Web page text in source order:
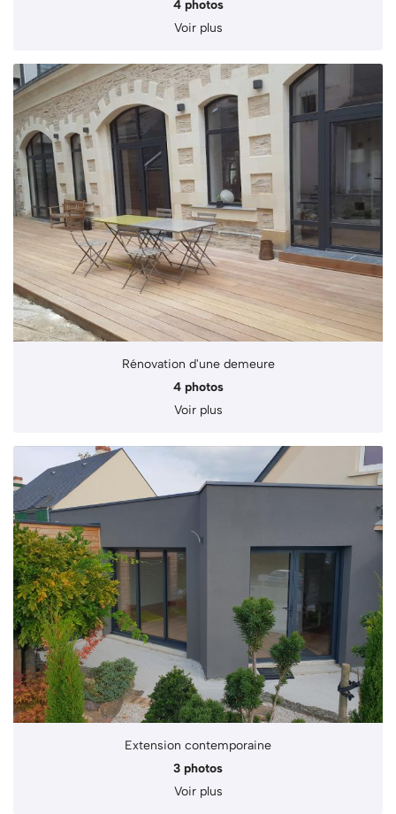
4 photos
Voir plus
Rénovation d'une demeure
4 photos
Voir plus
Extension contemporaine
3 photos
Voir plus